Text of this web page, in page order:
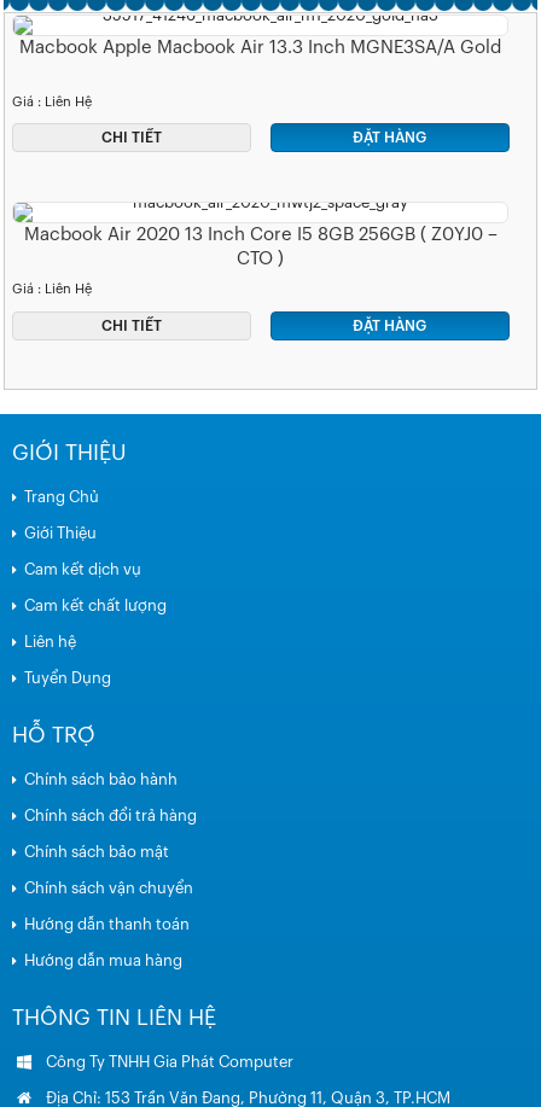
Macbook Apple Macbook Air 13.3 Inch MGNE3SA/A Gold
Giá : Liên Hệ
CHI TIẾT ĐẶT HÀNG
Macbook Air 2020 13 Inch Core I5 8GB 256GB ( Z0YJ0 –
CTO )
Giá : Liên Hệ
CHI TIẾT ĐẶT HÀNG
GIỚI THIỆU
Trang Chủ
Giới Thiệu
Cam kết dịch vụ
Cam kết chất lượng
Liên hệ
Tuyển Dụng
HỖ TRỢ
Chính sách bảo hành
Chính sách đổi trả hàng
Chính sách bảo mật
Chính sách vận chuyển
Hướng dẫn thanh toán
Hướng dẫn mua hàng
THÔNG TIN LIÊN HỆ
Công Ty TNHH Gia Phát Computer
Địa Chỉ: 153 Trần Văn Đang, Phường 11, Quận 3, TP.HCM